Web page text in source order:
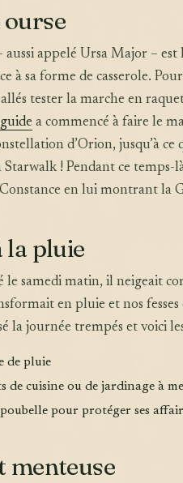
aussi appelé Ursa Major –
à sa forme de casserole.
tester la marche en
guide a commencé à faire le
d’Orion, jusqu’à
! Pendant ce temps-
en lui montrant la
la pluie
le samedi matin, il neigeait
en pluie et nos
la journée trempés et voici
de pluie
de cuisine ou de jardinage à
poubelle pour protéger ses
menteuse